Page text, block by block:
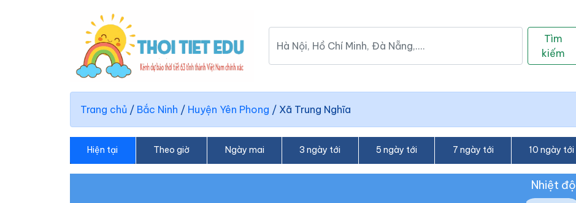
Tìm
kiếm
Trang chủ / Bắc Ninh / Huyện Yên Phong / Xã Trung Nghĩa
Hiện tại Theo giờ Ngày mai 3 ngày tới 5 ngày tới 7 ngày tới 10 ngày tới
Nhiệt độ